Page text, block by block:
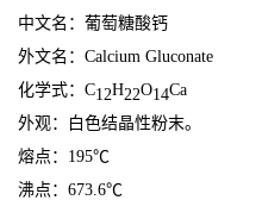
中文名：葡萄糖酸钙
外文名：Calcium Gluconate
化学式：C12H22O14Ca
外观：白色结晶性粉末。
熔点：195℃
沸点：673.6℃